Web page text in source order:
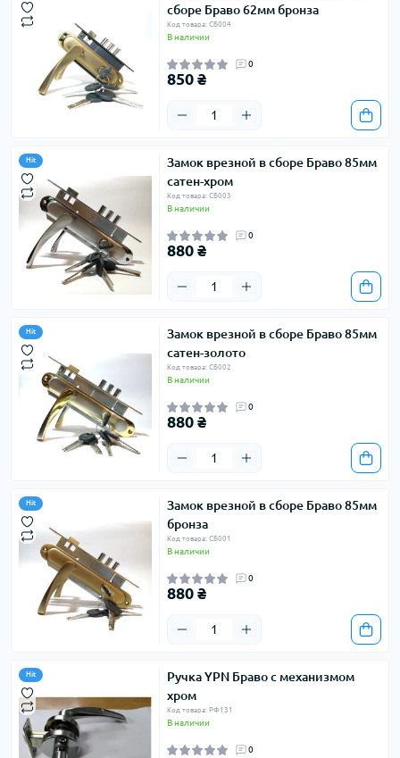
сборе Браво 62мм бронза
Код товара: СБ004
В наличии
0
850 ₴
Hit
Замок врезной в сборе Браво 85мм
сатен-хром
Код товара: СБ003
В наличии
0
880 ₴
Hit
Замок врезной в сборе Браво 85мм
сатен-золото
Код товара: СБ002
В наличии
0
880 ₴
Hit
Замок врезной в сборе Браво 85мм
бронза
Код товара: СБ001
В наличии
0
880 ₴
Hit
Ручка YPN Браво с механизмом
хром
Код товара: РФ131
В наличии
0